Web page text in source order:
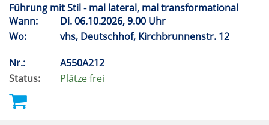
Führung mit Stil - mal lateral, mal transformational
Wann:
Di.06.10.2026, 9.00 Uhr
Wo:
vhs, Deutschhof, Kirchbrunnenstr. 12
Nr.:
A550A212
Status:
Plätze frei